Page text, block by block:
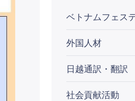
ベトナムフェス
外国人材
日越通訳・翻訳
社会貢献活動